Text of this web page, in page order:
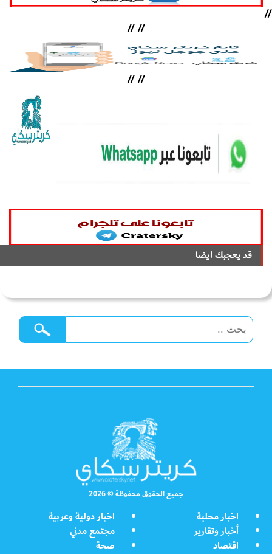
//
//
//
//
//
قد يعجبك ايضا
جميع الحقوق محفوظة © 2026
اخبار محلية
اخبار دولية وعربية
أخبار وتقارير
مجتمع مدني
اقتصاد
صحة